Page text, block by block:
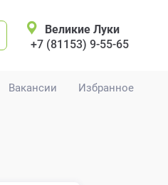
Вакансии Избранное
Великие Луки
+7 (81153) 9-55-65